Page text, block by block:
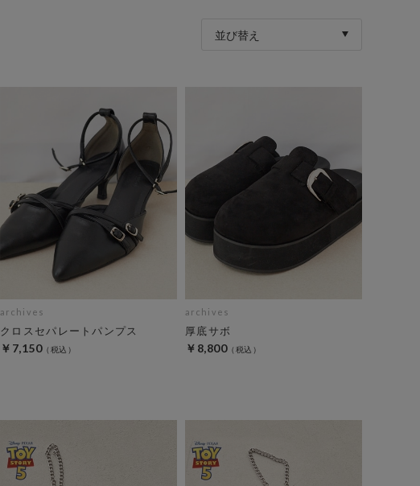
並び替え
archives
クロスセパレートパンプス
￥7,150
archives
厚底サボ
￥8,800